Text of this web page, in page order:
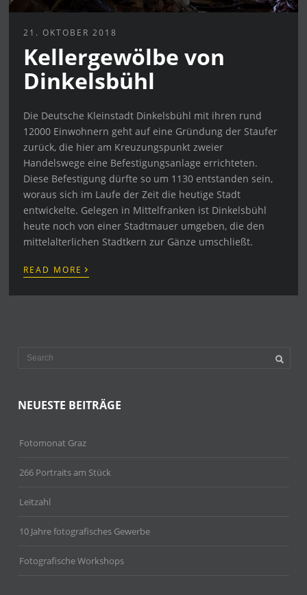
21. OKTOBER 2018
Kellergewölbe von
Dinkelsbühl
Die Deutsche Kleinstadt Dinkelsbühl mit ihren rund
12000 Einwohnern geht auf eine Gründung der Staufer
zurück, die hier am Kreuzungspunkt zweier
Handelswege eine Befestigungsanlage errichteten.
Diese Befestigung dürfte so um 1130 entstanden sein,
woraus sich im Laufe der Zeit die heutige Stadt
entwickelte. Gelegen in Mittelfranken ist Dinkelsbühl
heute noch von einer Stadtmauer umgeben, die den
mittelalterlichen Stadtkern zur Gänze umschließt.
READ MORE ›
NEUESTE BEITRÄGE
Fotomonat Graz
266 Portraits am Stück
Leitzahl
10 Jahre fotografisches Gewerbe
Fotografische Workshops